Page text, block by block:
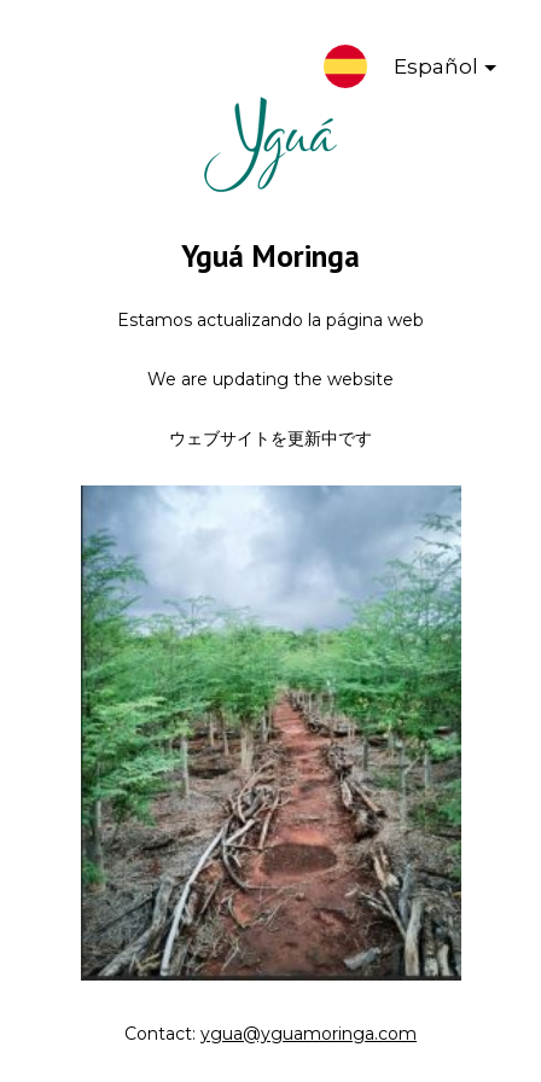
Español
Yguá Moringa
Estamos actualizando la página web
We are updating the website
ウェブサイトを更新中です
Contact: ygua@yguamoringa.com